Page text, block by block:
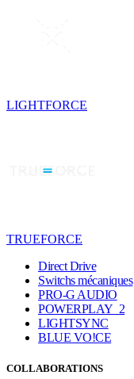
LIGHTFORCE
TRUEFORCE
Direct Drive
Switchs mécaniques
PRO-G AUDIO
POWERPLAY 2
LIGHTSYNC
BLUE VO!CE
COLLABORATIONS